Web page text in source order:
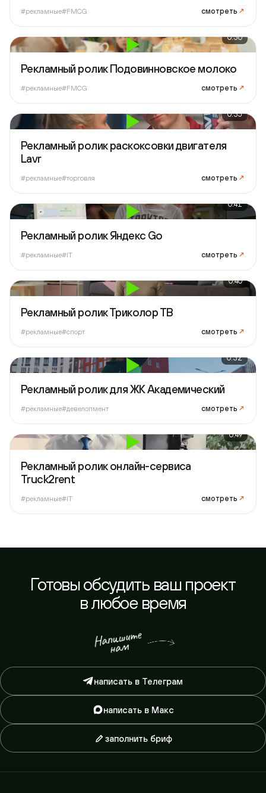
#рекламные#FMCG смотреть ↗
0:30
Рекламный ролик Подовинновское молоко
#рекламные#FMCG смотреть ↗
0:35
Рекламный ролик раскоксовки двигателя
Lavr
#рекламные#торговля смотреть ↗
0:41
Рекламный ролик Яндекс Go
#рекламные#IT смотреть ↗
0:40
Рекламный ролик Триколор ТВ
#рекламные#спорт смотреть ↗
0:32
Рекламный ролик для ЖК Академический
#рекламные#девелопмент смотреть ↗
0:49
Рекламный ролик онлайн-сервиса
Truck2rent
#рекламные#IT смотреть ↗
Готовы обсудить ваш проект
в любое время
написать в Телеграм
написать в Макс
заполнить бриф